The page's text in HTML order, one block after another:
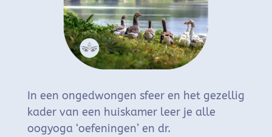
In een ongedwongen sfeer en het gezellig
kader van een huiskamer leer je alle
oogyoga ‘oefeningen’ en dr.